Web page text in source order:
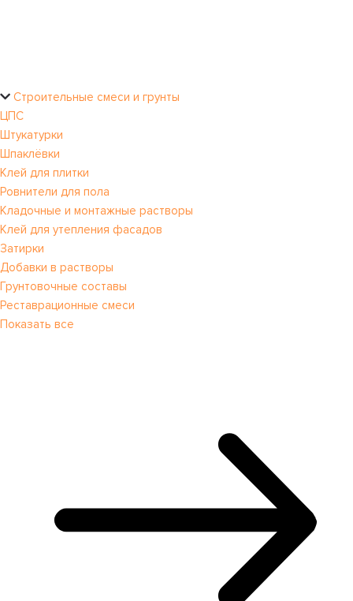
Строительные смеси и грунты
ЦПС
Штукатурки
Шпаклёвки
Клей для плитки
Ровнители для пола
Кладочные и монтажные растворы
Клей для утепления фасадов
Затирки
Добавки в растворы
Грунтовочные составы
Реставрационные смеси
Показать все